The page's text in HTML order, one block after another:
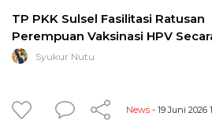
TP PKK Sulsel Fasilitasi Ratusan
Perempuan Vaksinasi HPV
Syukur Nutu
News - 19 Juni 2026